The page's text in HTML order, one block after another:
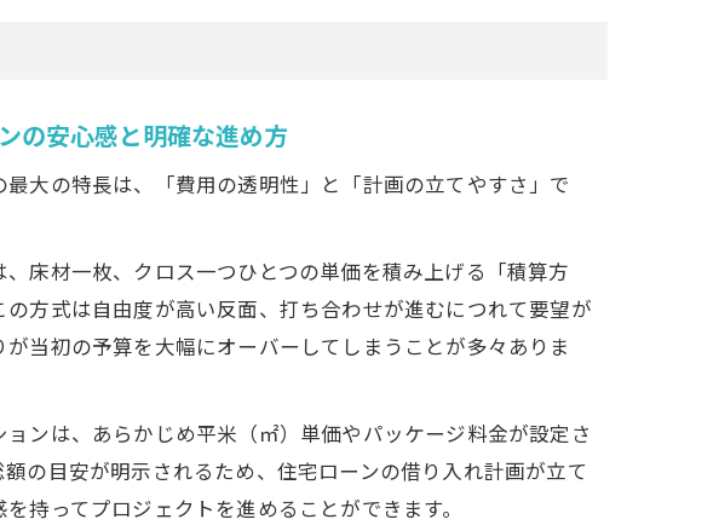
おすすめ
額制リノベ」の決定的な違い
再設計）
注意点
の安心感と明確な進め方
大の特長は、「費用の透明性」と「計画の立てやすさ」で
床材一枚、クロス一つひとつの単価を積み上げる「積算方
方式は自由度が高い反面、打ち合わせが進むにつれて要望が
当初の予算を大幅にオーバーしてしまうことが多々ありま
ンは、あらかじめ平米（㎡）単価やパッケージ料金が設定さ
の目安が明示されるため、住宅ローンの借り入れ計画が立て
持ってプロジェクトを進めることができます。